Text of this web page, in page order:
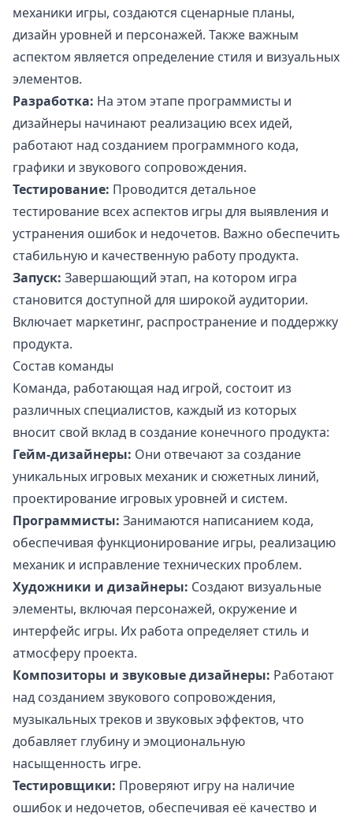
механики игры, создаются сценарные планы,
дизайн уровней и персонажей. Также важным
аспектом является определение стиля и визуальных
элементов.
Разработка: На этом этапе программисты и
дизайнеры начинают реализацию всех идей,
работают над созданием программного кода,
графики и звукового сопровождения.
Тестирование: Проводится детальное
тестирование всех аспектов игры для выявления и
устранения ошибок и недочетов. Важно обеспечить
стабильную и качественную работу продукта.
Запуск: Завершающий этап, на котором игра
становится доступной для широкой аудитории.
Включает маркетинг, распространение и поддержку
продукта.
Состав команды
Команда, работающая над игрой, состоит из
различных специалистов, каждый из которых
вносит свой вклад в создание конечного продукта:
Гейм-дизайнеры: Они отвечают за создание
уникальных игровых механик и сюжетных линий,
проектирование игровых уровней и систем.
Программисты: Занимаются написанием кода,
обеспечивая функционирование игры, реализацию
механик и исправление технических проблем.
Художники и дизайнеры: Создают визуальные
элементы, включая персонажей, окружение и
интерфейс игры. Их работа определяет стиль и
атмосферу проекта.
Композиторы и звуковые дизайнеры: Работают
над созданием звукового сопровождения,
музыкальных треков и звуковых эффектов, что
добавляет глубину и эмоциональную
насыщенность игре.
Тестировщики: Проверяют игру на наличие
ошибок и недочетов, обеспечивая её качество и